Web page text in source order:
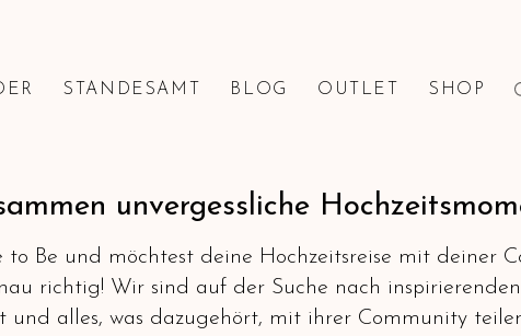
STANDESAMT BLOG OUTLET SHOP
unvergessliche
to Be und möchtest deine Hochzeitsreise mit deiner
richtig! Wir sind auf der Suche nach
und alles, was dazugehört, mit ihrer Community